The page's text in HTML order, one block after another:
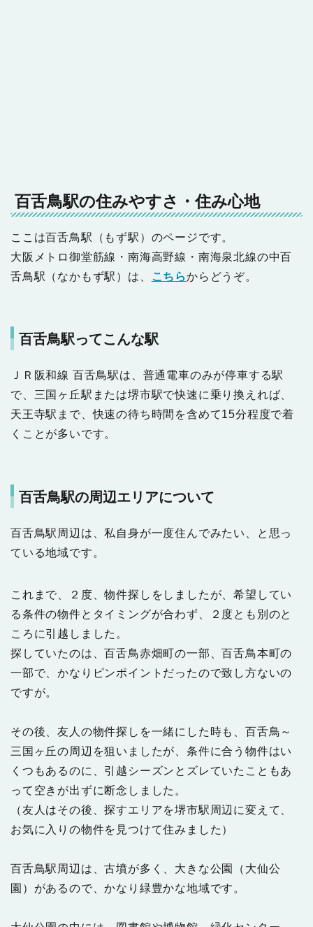
百舌鳥駅の住みやすさ・住み心地
ここは百舌鳥駅（もず駅）のページです。
大阪メトロ御堂筋線・南海高野線・南海泉北線の中百
舌鳥駅（なかもず駅）は、
こちらからどうぞ。
百舌鳥駅ってこんな駅
ＪＲ阪和線 百舌鳥駅は、普通電車のみが停車する駅
で、三国ヶ丘駅または堺市駅で快速に乗り換えれば、
天王寺駅まで、快速の待ち時間を含めて15分程度で着
くことが多いです。
百舌鳥駅の周辺エリアについて
百舌鳥駅周辺は、私自身が一度住んでみたい、と思っ
ている地域です。
これまで、２度、物件探しをしましたが、希望してい
る条件の物件とタイミングが合わず、２度とも別のと
ころに引越しました。
探していたのは、百舌鳥赤畑町の一部、百舌鳥本町の
一部で、かなりピンポイントだったので致し方ないの
ですが。
その後、友人の物件探しを一緒にした時も、百舌鳥～
三国ヶ丘の周辺を狙いましたが、条件に合う物件はい
くつもあるのに、引越シーズンとズレていたこともあ
って空きが出ずに断念しました。
（友人はその後、探すエリアを堺市駅周辺に変えて、
お気に入りの物件を見つけて住みました）
百舌鳥駅周辺は、古墳が多く、大きな公園（大仙公
園）があるので、かなり緑豊かな地域です。